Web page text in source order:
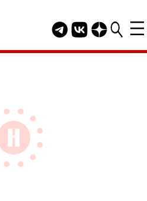
Telegram канал
Группа HELLO
Канал